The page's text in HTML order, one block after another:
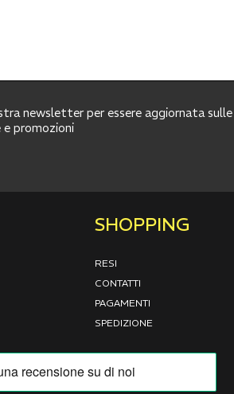
newsletter per essere aggiornata sulle
promozioni
SHOPPING
RESI
CONTATTI
PAGAMENTI
SPEDIZIONE